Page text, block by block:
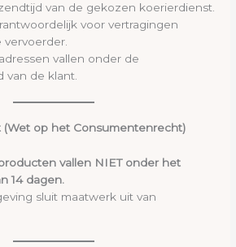
van de gekozen koerierdienst.
voor vertragingen
vervoerder.
vallen onder de
van de klant.
op het Consumentenrecht)
vallen NIET onder het
14 dagen.
sluit maatwerk uit van